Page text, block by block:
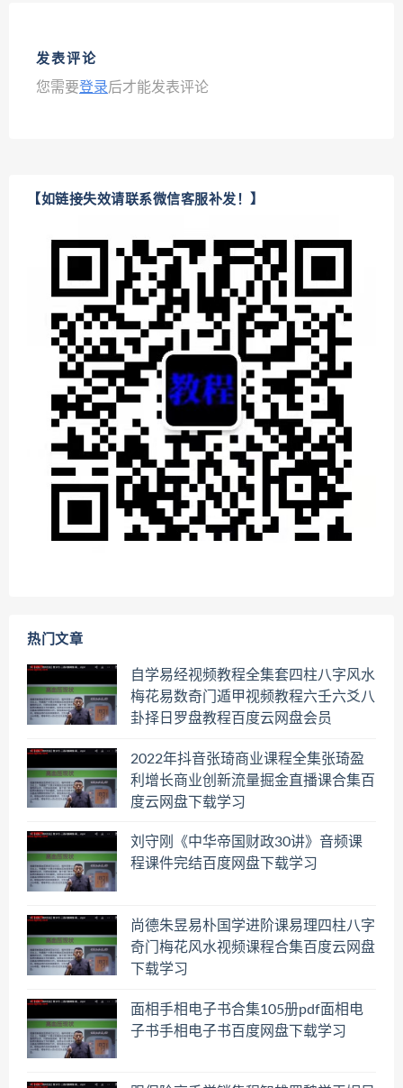
发表评论
您需要登录后才能发表评论
【如链接失效请联系微信客服补发！】
热门文章
自学易经视频教程全集套四柱八字风水
梅花易数奇门遁甲视频教程六壬六爻八
卦择日罗盘教程百度云网盘会员
2022年抖音张琦商业课程全集张琦盈
利增长商业创新流量掘金直播课合集百
度云网盘下载学习
刘守刚《中华帝国财政30讲》音频课
程课件完结百度网盘下载学习
尚德朱昱易朴国学进阶课易理四柱八字
奇门梅花风水视频课程合集百度云网盘
下载学习
面相手相电子书合集105册pdf面相电
子书手相电子书百度网盘下载学习